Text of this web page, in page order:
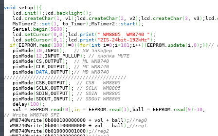
void setup( ) {
   lcd.
init ( ) ;lcd. backlight ( ) ;
   lcd.
createChar( 1 , v1 ) ;lcd. createChar(2 , v2 ) ;lcd. createChar(3 , v3) ;lcd.
   MsTimer2::
set ( 1 , to_Timer) ;MsTimer2:: start ( ) ;
   Serial.
begin(9600) ;
   lcd.
setCursor(0 0) ;lcd. print ( " WM8805  WM8740 " ) ;
   lcd.
setCursor(0 1 ) ;lcd. print ( "2IS-24bit-192kHz" ) ;
if( EEPROM. read ( 100) !=0) {for( int i=0;i<101 ;i++) {EEPROM. update( i, 0) ; }}//
   pinMode
( 10 ,INPUT) ; // SW энкодер
   pinMode
( 12 ,INPUT_PULLUP) ; // кнопка MUTE
   pinMode
(CS,OUTPUT) ; // ML WM8740
   pinMode
(CLK,OUTPUT) ; // MC WM8740
   pinMode
(DATA ,OUTPUT) ; // MD WM8740
//////////////////////////////////////////
   pinMode
(CSB,OUTPUT) ; // CSB   WM8805
   pinMode
(SCLK,OUTPUT) ; // SCLK  WM8805
   pinMode
(SDIN,OUTPUT) ; // SDIN  WM8805
   pinMode
(SDOUT,INPUT) ; // SDOUT WM8805
   delay
( 100) ;
   vol = EEPROM.
read (0) ; in = EEPROM. read ( 1 ) ;ball = EEPROM. read (9) -10
// Write WM8740 SPI
  WM8740Write
(0b000100000000 + vol + ball ) ; //reg0
  WM8740Write
(0b001100000000 + vol - ball ) ; //reg1
  WM8740Write
(0b010000001000) ; //reg2